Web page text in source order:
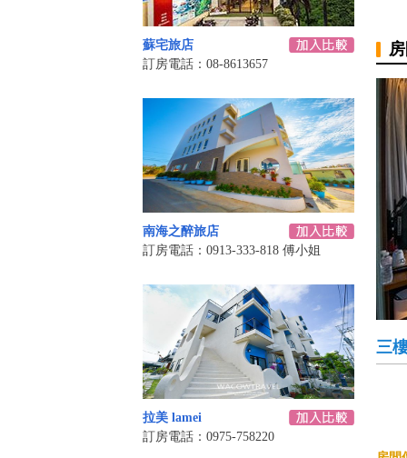
蘇宅旅店
訂房電話：08-8613657
南海之醉旅店
訂房電話：0913-333-818 傅小姐
拉美 lamei
訂房電話：0975-758220
三